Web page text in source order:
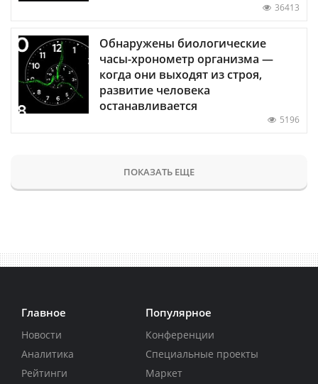
36413
Обнаружены биологические
часы-хронометр организма —
когда они выходят из строя,
развитие человека
останавливается
5196
ПОКАЗАТЬ ЕЩЕ
Главное
Новости
Аналитика
Рейтинги
Популярное
Конференции
Специальные проекты
Маркет